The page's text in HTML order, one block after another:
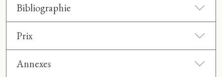
Bibliographie
Prix
Annexes